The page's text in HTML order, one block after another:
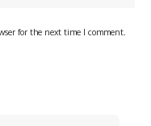
for the next time I comment.